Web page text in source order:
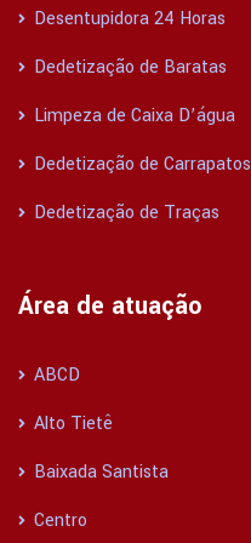
Desentupidora 24 Horas
Dedetização de Baratas
Limpeza de Caixa D’água
Dedetização de Carrapatos
Dedetização de Traças
Área de atuação
ABCD
Alto Tietê
Baixada Santista
Centro